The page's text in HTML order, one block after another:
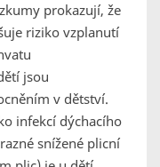
prokazují, že
riziko vzplanutí
jsou
v dětství.
infekcí dýchacího
snížené plicní